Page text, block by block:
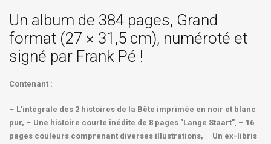
Un album de 384 pages, Grand
format (27 × 31,5 cm), numéroté et
signé par Frank Pé !
Contenant :
– L'intégrale des 2 histoires de la Bête imprimée en noir et blanc
pur, – Une histoire courte inédite de 8 pages "Lange Staart", – 16
pages couleurs comprenant diverses illustrations, – Un ex-libris